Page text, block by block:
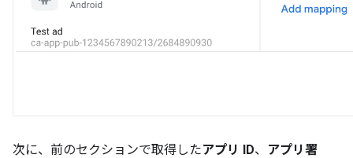
次に、前のセクションで取得したアプリ ID、
アプリ署